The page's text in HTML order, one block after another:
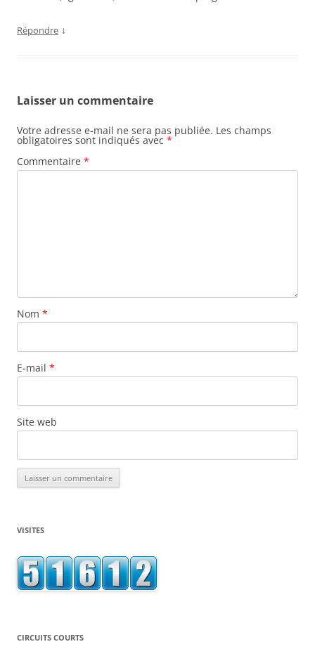
Répondre ↓
Laisser un commentaire
Votre adresse e-mail ne sera pas publiée. Les champs
obligatoires sont indiqués avec *
Commentaire *
Nom *
E-mail *
Site web
VISITES
CIRCUITS COURTS